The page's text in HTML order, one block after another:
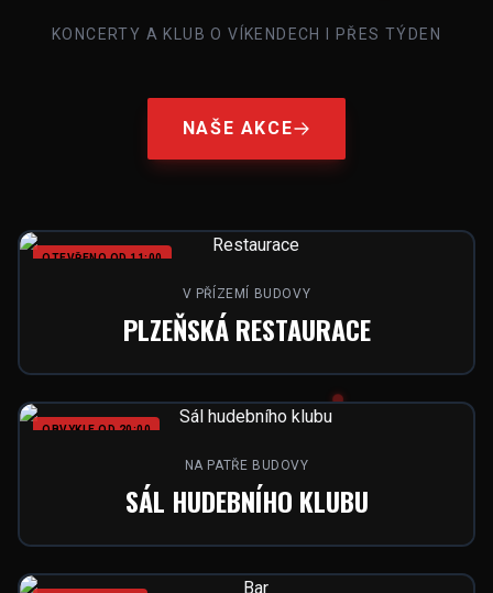
KONCERTY A KLUB O VÍKENDECH I PŘES TÝDEN
NAŠE AKCE
OTEVŘENO OD 11:00
V PŘÍZEMÍ BUDOVY
PLZEŇSKÁ RESTAURACE
OBVYKLE OD 20:00
NA PATŘE BUDOVY
SÁL HUDEBNÍHO KLUBU